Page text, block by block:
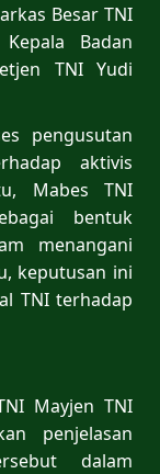
Besar TNI
Badan
TNI Yudi
pengusutan
aktivis
Mabes TNI
bentuk
menangani
keputusan ini
TNI terhadap
Mayjen TNI
penjelasan
dalam